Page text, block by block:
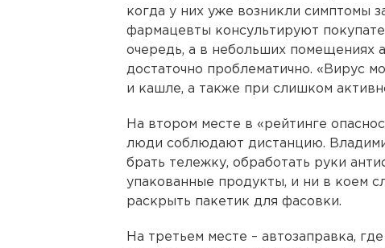
когда у них уже возникли симптомы
фармацевты консультируют
очередь, а в небольших помещениях
достаточно проблематично. «Вирус
и кашле, а также при слишком
На втором месте в «рейтинге
люди соблюдают дистанцию.
брать тележку, обработать руки
упакованные продукты, и ни в коем
раскрыть пакетик для фасовки.
На третьем месте – автозаправка,